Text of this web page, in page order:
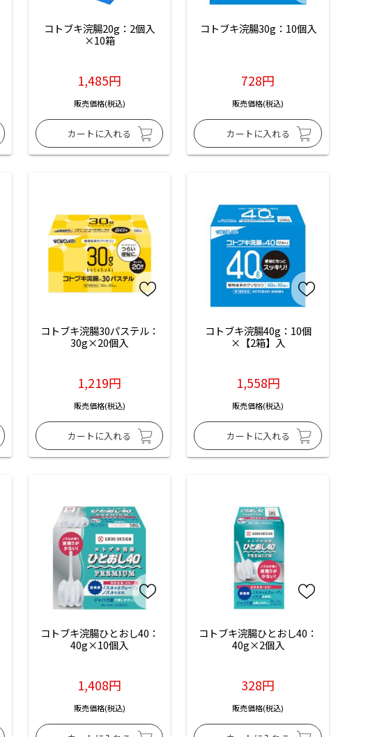
コトブキ浣腸20g：2個入
×10箱
1,485円
販売価格(税込)
コトブキ浣腸30g：10個入
728円
販売価格(税込)
コトブキ浣腸30パステル：
30g×20個入
1,219円
販売価格(税込)
コトブキ浣腸40g：10個
×【2箱】入
1,558円
販売価格(税込)
コトブキ浣腸ひとおし40：
40g×10個入
1,408円
販売価格(税込)
コトブキ浣腸ひとおし40：
40g×2個入
328円
販売価格(税込)